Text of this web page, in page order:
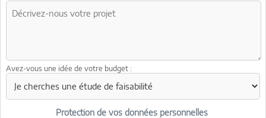
Avez-vous une idée de votre budget :
Protection de vos données personnelles